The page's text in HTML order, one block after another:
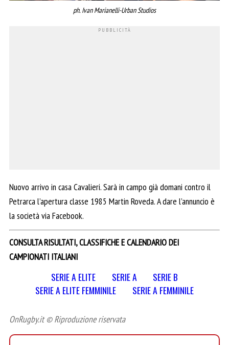
ph. Ivan Marianelli-Urban Studios
Nuovo arrivo in casa Cavalieri. Sarà in campo già domani contro il
Petrarca l’apertura classe 1985 Martin Roveda. A dare l’annuncio è
la società via Facebook.
CONSULTA RISULTATI, CLASSIFICHE E CALENDARIO DEI
CAMPIONATI ITALIANI
SERIE A ELITE SERIE A
SERIE B
SERIE A ELITE FEMMINILE
SERIE A FEMMINILE
OnRugby.it © Riproduzione riservata